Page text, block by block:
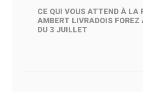
CE QUI VOUS ATTEND À LA
AMBERT LIVRADOIS FOREZ
DU 3 JUILLET